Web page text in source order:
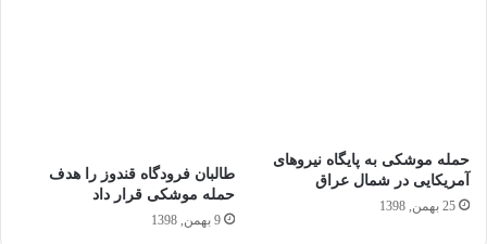
حمله موشکی به پایگاه نیروهای
آمریکایی در شمال عراق
25 بهمن, 1398
طالبان فرودگاه قندوز را هدف
حمله موشکی قرار داد
9 بهمن, 1398